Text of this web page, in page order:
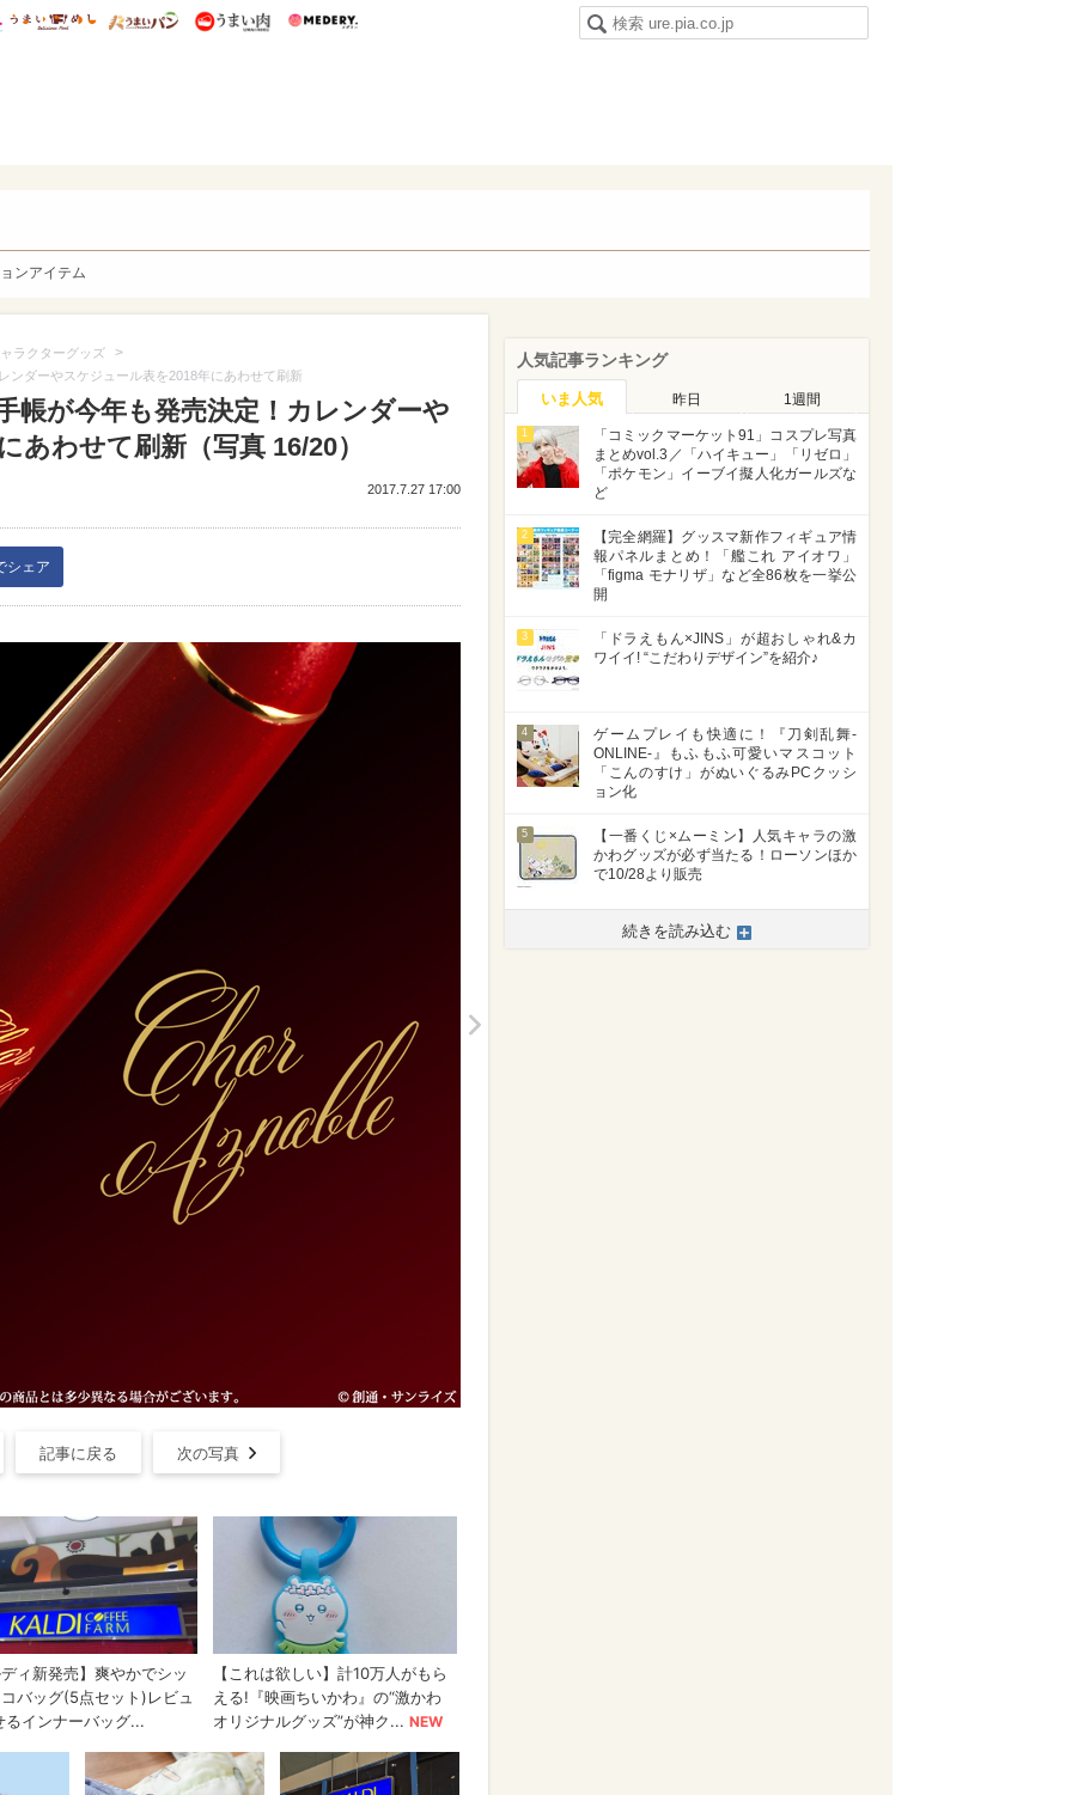
研 ディズニー特集
mimot. うまいめし うまいパン うまい肉
ンアイテム
ラクターグッズ >
ンダーやスケジュール表を2018年にあわせて刷新
帳が今年も発売決定！カレンダーや
あわせて刷新（写真 16/20）
2017.7.27 17:00
シェア
記事に戻る 次の写真
人気記事ランキング
いま人気 昨日 1週間
1
「コミックマーケット91」コスプレ写真
まとめvol.3／「ハイキュー」「リゼロ」
「ポケモン」イーブイ擬人化ガールズな
ど
2
【完全網羅】グッスマ新作フィギュア情
報パネルまとめ！「艦これ アイオワ」
「figma モナリザ」など全86枚を一挙公
開
3
「ドラえもん×JINS」が超おしゃれ&カ
ワイイ! “こだわりデザイン”を紹介♪
4
ゲームプレイも快適に！『刀剣乱舞-
ONLINE-』もふもふ可愛いマスコット
「こんのすけ」がぬいぐるみPCクッシ
ョン化
5
【一番くじ×ムーミン】人気キャラの激
かわグッズが必ず当たる！ローソンほか
で10/28より販売
続きを読み込む